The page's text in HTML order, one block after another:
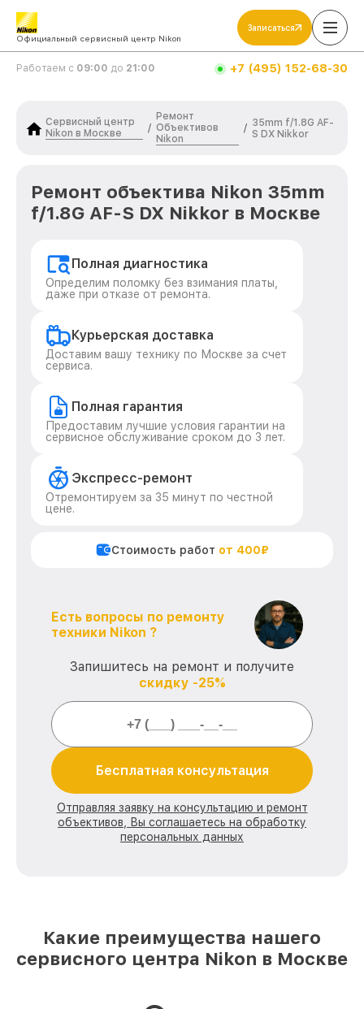
Официальный сервисный центр Nikon
Записаться
Работаем с 09:00 до 21:00 +7 (495) 152-68-30
Сервисный центр
Nikon в Москве
/
Ремонт
Объективов
Nikon
/ 35mm f/1.8G AF-
S DX Nikkor
Ремонт объектива Nikon 35mm
f/1.8G AF-S DX Nikkor в Москве
Полная диагностика
Определим поломку без взимания платы,
даже при отказе от ремонта.
Курьерская доставка
Доставим вашу технику по Москве за счет
сервиса.
Полная гарантия
Предоставим лучшие условия гарантии на
сервисное обслуживание сроком до 3 лет.
Экспресс-ремонт
Отремонтируем за 35 минут по честной
цене.
Стоимость работ от 400₽
Есть вопросы по ремонту
техники Nikon ?
Запишитесь на ремонт и получите
скидку -25%
Бесплатная консультация
Отправляя заявку на консультацию и ремонт
объективов, Вы соглашаетесь на обработку
персональных данных
Какие преимущества нашего
сервисного центра Nikon в Москве